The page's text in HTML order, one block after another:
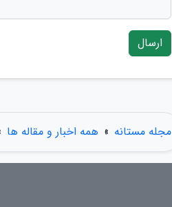
ارسال
مجله مستانه » همه اخبار و مقاله ها